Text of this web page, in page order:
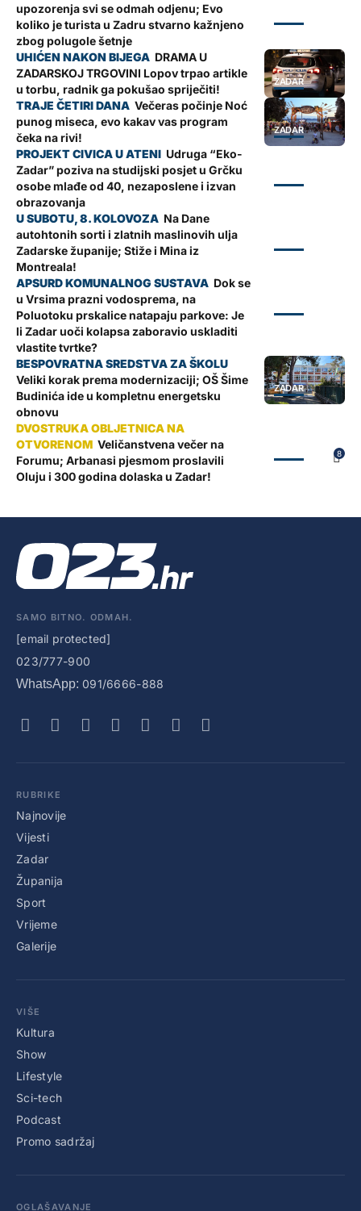
upozorenja svi se odmah odjenu; Evo
koliko je turista u Zadru stvarno kažnjeno
zbog polugole šetnje
ZADAR
DRAMA U
ZADARSKOJ TRGOVINI Lopov trpao artikle
u torbu, radnik ga pokušao spriječiti!
ZADAR
Večeras počinje Noć
punog miseca, evo kakav vas program
čeka na rivi!
Udruga “Eko-
Zadar” poziva na studijski posjet u Grčku
osobe mlađe od 40, nezaposlene i izvan
obrazovanja
Na Dane
autohtonih sorti i zlatnih maslinovih ulja
Zadarske županije; Stiže i Mina iz
Montreala!
Dok se
u Vrsima prazni vodosprema, na
Poluotoku prskalice natapaju parkove: Je
li Zadar uoči kolapsa zaboravio uskladiti
vlastite tvrtke?
ZADAR
Veliki korak prema modernizaciji; OŠ Šime
Budinića ide u kompletnu energetsku
obnovu
8
Veličanstvena večer na
Forumu; Arbanasi pjesmom proslavili
Oluju i 300 godina dolaska u Zadar!
SAMO BITNO. ODMAH.
[email protected]
023/777-900
WhatsApp: 091/6666-888
RUBRIKE
Najnovije
Vijesti
Zadar
Županija
Sport
Vrijeme
Galerije
VIŠE
Kultura
Show
Lifestyle
Sci-tech
Podcast
Promo sadržaj
OGLAŠAVANJE